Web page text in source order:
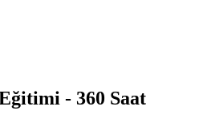
- 360 Saat